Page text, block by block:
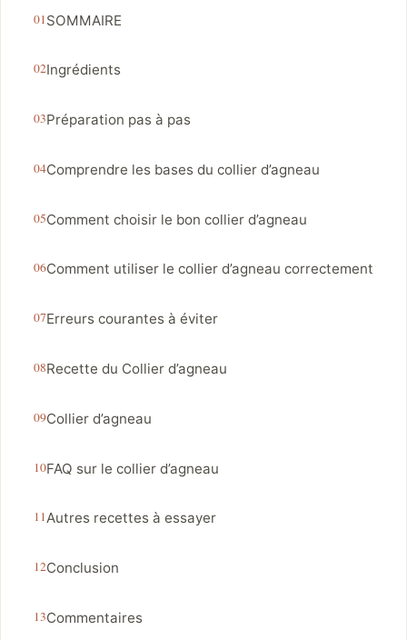
SOMMAIRE
Ingrédients
Préparation pas à pas
Comprendre les bases du collier d’agneau
Comment choisir le bon collier d’agneau
Comment utiliser le collier d’agneau correctement
Erreurs courantes à éviter
Recette du Collier d’agneau
Collier d’agneau
FAQ sur le collier d’agneau
Autres recettes à essayer
Conclusion
Commentaires